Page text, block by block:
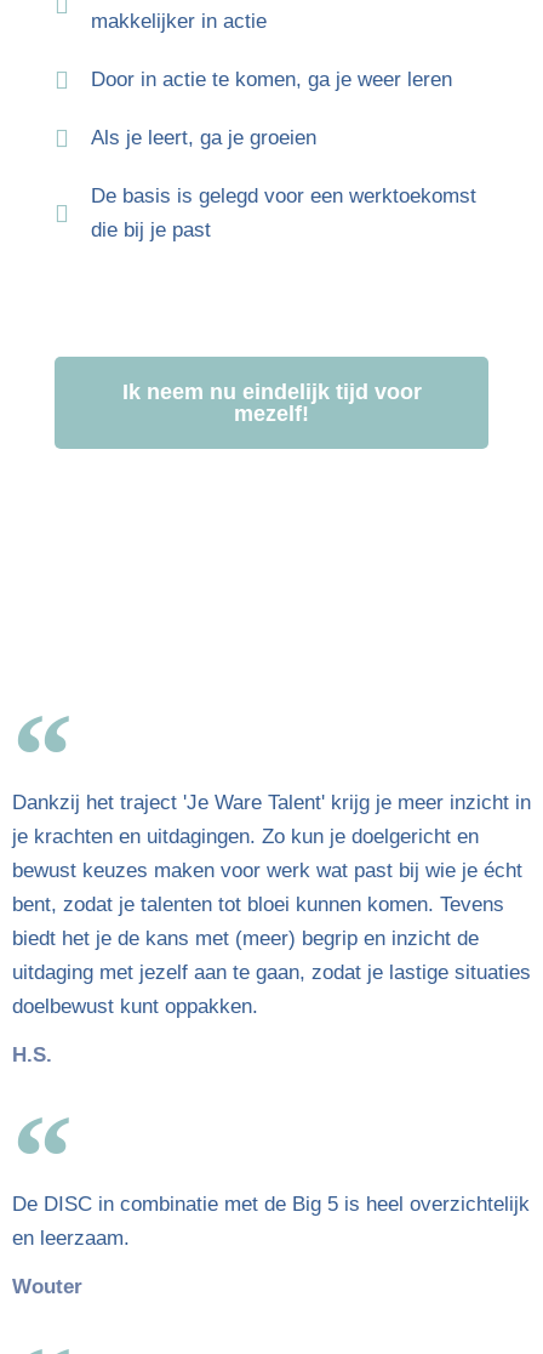
makkelijker in actie
Door in actie te komen, ga je weer leren
Als je leert, ga je groeien
De basis is gelegd voor een werktoekomst
die bij je past
Ik neem nu eindelijk tijd voor
mezelf!
Dankzij het traject 'Je Ware Talent' krijg je meer inzicht in
je krachten en uitdagingen. Zo kun je doelgericht en
bewust keuzes maken voor werk wat past bij wie je écht
bent, zodat je talenten tot bloei kunnen komen. Tevens
biedt het je de kans met (meer) begrip en inzicht de
uitdaging met jezelf aan te gaan, zodat je lastige situaties
doelbewust kunt oppakken.
H.S.
De DISC in combinatie met de Big 5 is heel overzichtelijk
en leerzaam.
Wouter